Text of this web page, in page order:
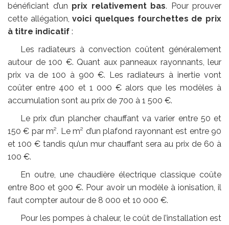
bénéficiant d’un prix relativement bas. Pour prouver
cette allégation,voici quelques fourchettes de prix
à titre indicatif :
Les radiateurs à convection coûtent généralement
autour de 100 €. Quant aux panneaux rayonnants, leur
prix va de 100 à 900 €. Les radiateurs à inertie vont
coûter entre 400 et 1 000 € alors que les modèles à
accumulation sont au prix de 700 à 1 500 €.
Le prix d’un plancher chauffant va varier entre 50 et
150 € par m². Le m² d’un plafond rayonnant est entre 90
et 100 € tandis qu’un mur chauffant sera au prix de 60 à
100 €.
En outre, une chaudière électrique classique coûte
entre 800 et 900 €. Pour avoir un modèle à ionisation, il
faut compter autour de 8 000 et 10 000 €.
Pour les pompes à chaleur, le coût de l’installation est